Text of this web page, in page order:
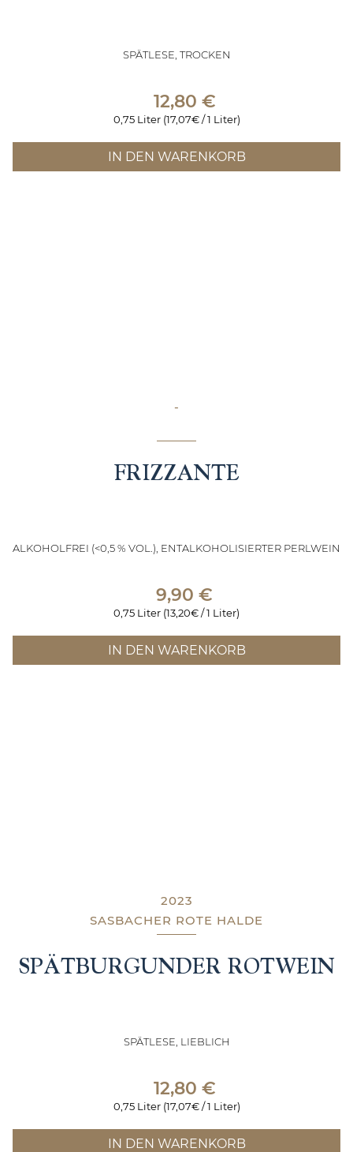
SPÄTLESE, TROCKEN
12,80 €
0,75 Liter (17,07€ / 1 Liter)
IN DEN WARENKORB
-
FRIZZANTE
ALKOHOLFREI (<0,5 % VOL.), ENTALKOHOLISIERTER PERLWEIN
9,90 €
0,75 Liter (13,20€ / 1 Liter)
IN DEN WARENKORB
2023
SASBACHER ROTE HALDE
SPÄTBURGUNDER ROTWEIN
SPÄTLESE, LIEBLICH
12,80 €
0,75 Liter (17,07€ / 1 Liter)
IN DEN WARENKORB